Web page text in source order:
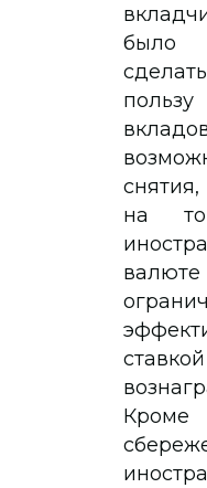
на
ставкой